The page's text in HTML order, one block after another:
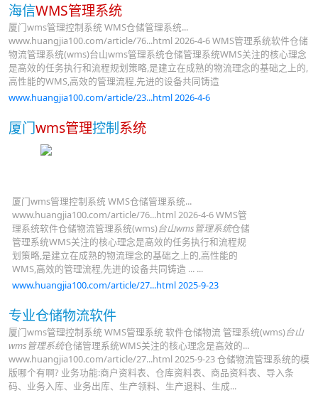
海信WMS管理系统
厦门wms管理控制系统 WMS仓储管理系统...
www.huangjia100.com/article/76...html 2026-4-6 WMS管理系统软件仓储
物流管理系统(wms)台山wms管理系统仓储管理系统WMS关注的核心理念
是高效的任务执行和流程规划策略,是建立在成熟的物流理念的基础之上的,
高性能的WMS,高效的管理流程,先进的设备共同铸造
www.huangjia100.com/article/23...html 2026-4-6
厦门wms管理控制系统
厦门wms管理控制系统 WMS仓储管理系统...
www.huangjia100.com/article/76...html 2026-4-6 WMS管
理系统软件仓储物流管理系统(wms)台山wms管理系统仓储
管理系统WMS关注的核心理念是高效的任务执行和流程规
划策略,是建立在成熟的物流理念的基础之上的,高性能的
WMS,高效的管理流程,先进的设备共同铸造 ... ...
www.huangjia100.com/article/27...html 2025-9-23
专业仓储物流软件
厦门wms管理控制系统 WMS管理系统 软件仓储物流 管理系统(wms)台山
wms管理系统仓储管理系统WMS关注的核心理念是高效的...
www.huangjia100.com/article/27...html 2025-9-23 仓储物流管理系统的模
版哪个有啊? 业务功能:商户资料表、仓库资料表、商品资料表、导入条
码、业务入库、业务出库、生产领料、生产退料、生成...